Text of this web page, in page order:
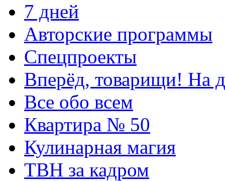
7 дней
Авторские программы
Спецпроекты
Вперёд, товарищи! На
Все обо всем
Квартира № 50
Кулинарная магия
ТВН за кадром